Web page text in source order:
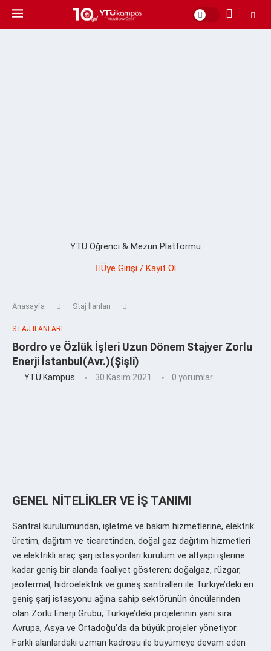
YTÜ Öğrenci & Mezun Platformu
Üye Girişi / Kayıt Ol
Anasayfa Staj İlanları
STAJ İLANLARI
Bordro ve Özlük İşleri Uzun Dönem Stajyer Zorlu
Enerji İstanbul(Avr.)(Şişli)
YTÜ Kampüs 30 Kasım 2021 0 yorumlar
GENEL NİTELİKLER VE İŞ TANIMI
Santral kurulumundan, işletme ve bakım hizmetlerine, elektrik
üretim, dağıtım ve ticaretinden, doğal gaz dağıtım hizmetleri
ve elektrikli araç şarj istasyonları kurulum ve altyapı işlerine
kadar geniş bir alanda faaliyet gösteren; doğalgaz, rüzgar,
jeotermal, hidroelektrik ve güneş santralleri ile Türkiye’deki en
geniş şarj istasyonu ağına sahip sektörünün öncülerinden
olan Zorlu Enerji Grubu, Türkiye’deki projelerinin yanı sıra
Avrupa, Asya ve Ortadoğu’da da büyük projeler yönetiyor.
Farklı alanlardaki uzman kadrosu ile büyümeye devam eden